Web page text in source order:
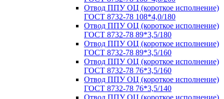
Отвод ППУ ОЦ (короткое исполнение)
ГОСТ 8732-78 108*4,0/180
Отвод ППУ ОЦ (короткое исполнение)
ГОСТ 8732-78 89*3,5/180
Отвод ППУ ОЦ (короткое исполнение)
ГОСТ 8732-78 89*3,5/160
Отвод ППУ ОЦ (короткое исполнение)
ГОСТ 8732-78 76*3,5/160
Отвод ППУ ОЦ (короткое исполнение)
ГОСТ 8732-78 76*3,5/140
Отвод ППУ ОЦ (короткое исполнение)